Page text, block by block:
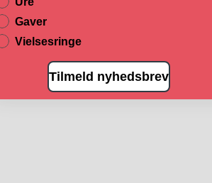
Gaver
Vielsesringe
Tilmeld nyhedsbrev